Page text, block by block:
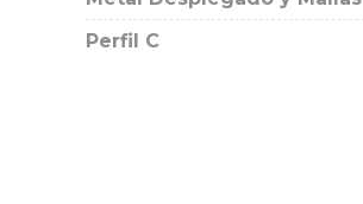
Perfil C